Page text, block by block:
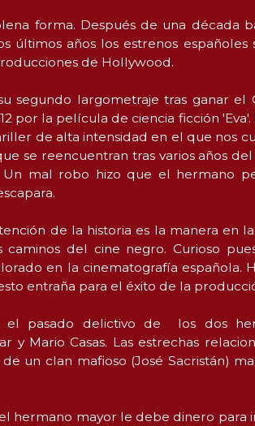
forma. Después de una década
últimos años los estrenos españoles
de Hollywood.
segundo largometraje tras ganar el
por la película de ciencia ficción 'Eva'.
de alta intensidad en el que nos
se reencuentran tras varios años
mal robo hizo que el hermano
de la historia es la manera en
del cine negro. Curioso
en la cinematografía española.
entraña para el éxito de la
el pasado delictivo de los dos
y Mario Casas. Las estrechas
un clan mafioso (José Sacristán)
hermano mayor le debe dinero para